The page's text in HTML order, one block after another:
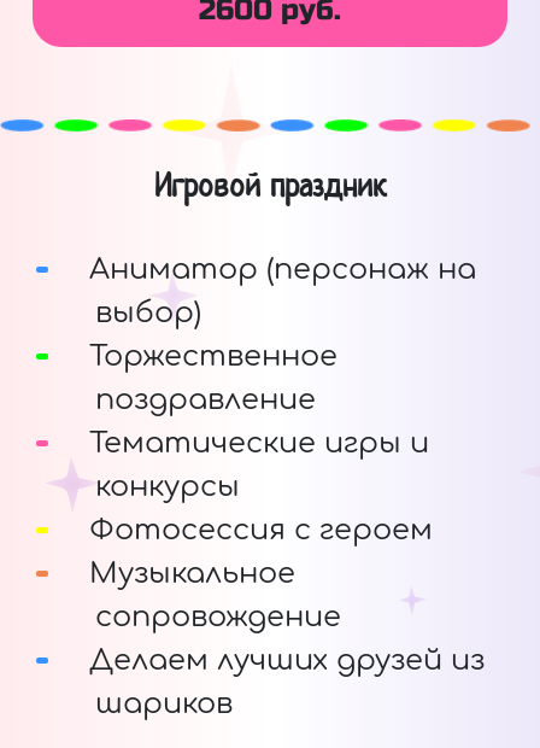
2600 руб.
Игровой праздник
Аниматор (персонаж на
выбор)
Торжественное
поздравление
Тематические игры и
конкурсы
Фотосессия с героем
Музыкальное
сопровождение
Делаем лучших друзей из
шариков